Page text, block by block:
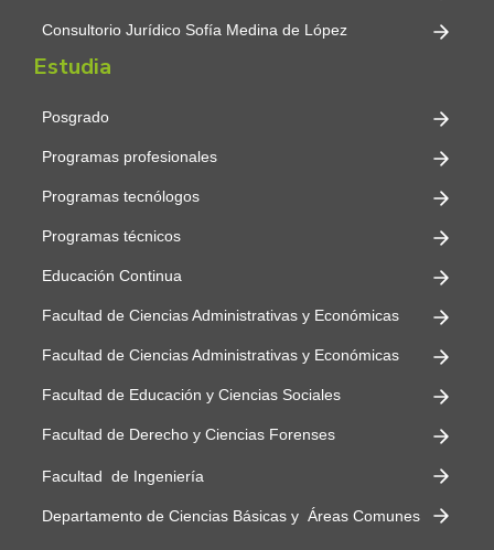
Consultorio Jurídico Sofía Medina de López
Estudia
Posgrado
Programas profesionales
Programas tecnólogos
Programas técnicos
Educación Continua
Facultad de Ciencias Administrativas y Económicas
Facultad de Ciencias Administrativas y Económicas
Facultad de Educación y Ciencias Sociales
Facultad de Derecho y Ciencias Forenses
Facultad de Ingeniería
Departamento de Ciencias Básicas y Áreas Comunes